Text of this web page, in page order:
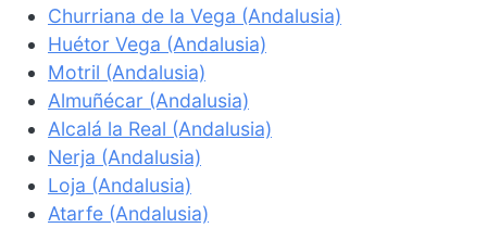
Churriana de la Vega (Andalusia)
Huétor Vega (Andalusia)
Motril (Andalusia)
Almuñécar (Andalusia)
Alcalá la Real (Andalusia)
Nerja (Andalusia)
Loja (Andalusia)
Atarfe (Andalusia)